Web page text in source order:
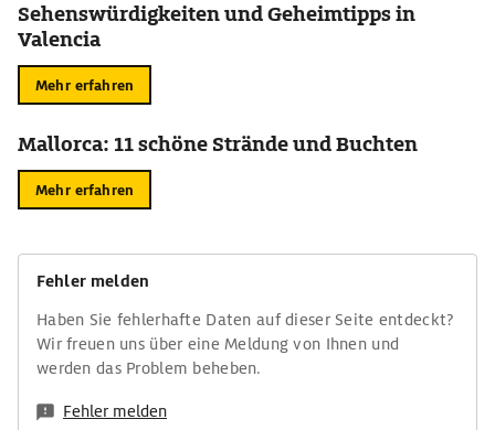
Sehenswürdigkeiten und Geheimtipps in
Valencia
Mehr erfahren
Mallorca: 11 schöne Strände und Buchten
Mehr erfahren
Fehler melden
Haben Sie fehlerhafte Daten auf dieser Seite entdeckt?
Wir freuen uns über eine Meldung von Ihnen und
werden das Problem beheben.
Fehler melden